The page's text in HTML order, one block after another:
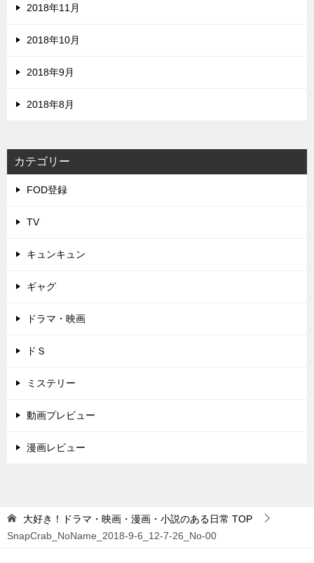
2018年11月
2018年10月
2018年9月
2018年8月
カテゴリー
FOD登録
TV
キュンキュン
ギャグ
ドラマ・映画
ドＳ
ミステリー
動画プレビュー
漫画レビュー
大好き！ドラマ・映画・漫画・小説のある日常 TOP
SnapCrab_NoName_2018-9-6_12-7-26_No-00